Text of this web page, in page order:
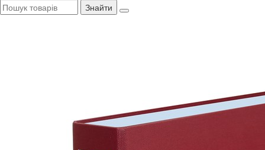
Знайти